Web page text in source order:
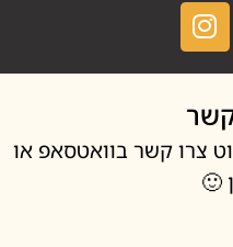
בוואטסאפ או